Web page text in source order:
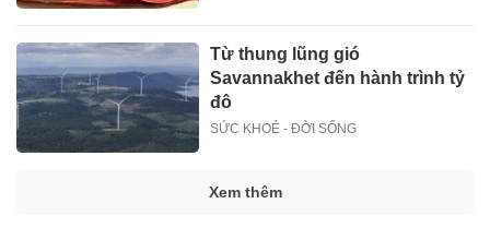
Từ thung lũng gió
Savannakhet đến hành trình tỷ
đô
SỨC KHOẺ - ĐỜI SỐNG
Xem thêm